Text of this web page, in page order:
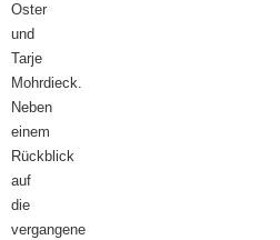
Oster
und
Tarje
Mohrdieck.
Neben
einem
Rückblick
auf
die
vergangene